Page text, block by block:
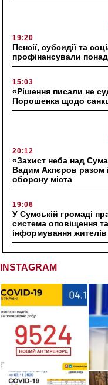
19:20
Пенсії, субсидії та
профінансували
15:03
«Рішення писали не
Порошенка щодо
20:12
«Захист неба над
Вадим Акпєров
оборону міста
19:06
У Сумській громаді
система оповіщення
інформування жителів
INSTAGRAM